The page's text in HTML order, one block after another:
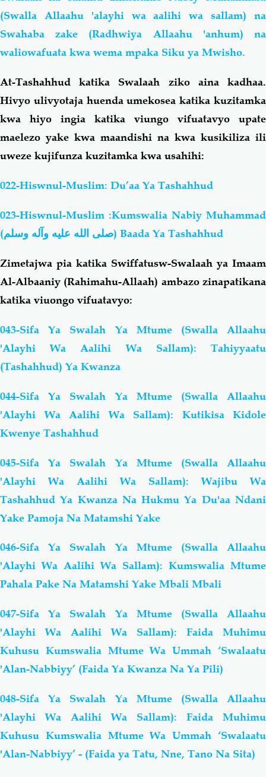
(Swalla Allaahu 'alayhi wa aalihi wa sallam) na
Swahaba zake (Radhwiya Allaahu 'anhum) na
waliowafuata kwa wema mpaka Siku ya Mwisho.
At-Tashahhud katika Swalaah ziko aina kadhaa.
Hivyo ulivyotaja huenda umekosea katika kuzitamka
kwa hiyo ingia katika viungo vifuatavyo upate
maelezo yake kwa maandishi na kwa kusikiliza ili
uweze kujifunza kuzitamka kwa usahihi:
022-Hiswnul-Muslim: Du’aa Ya Tashahhud
023-Hiswnul-Muslim :Kumswalia Nabiy Muhammad
(صلى الله عليه وآله وسلم) Baada Ya Tashahhud
Zimetajwa pia katika Swiffatusw-Swalaah ya Imaam
Al-Albaaniy (Rahimahu-Allaah) ambazo zinapatikana
katika viuongo vifuatavyo:
043-Sifa Ya Swalah Ya Mtume (Swalla Allaahu
'Alayhi Wa Aalihi Wa Sallam): Tahiyyaatu
(Tashahhud) Ya Kwanza
044-Sifa Ya Swalah Ya Mtume (Swalla Allaahu
'Alayhi Wa Aalihi Wa Sallam): Kutikisa Kidole
Kwenye Tashahhud
045-Sifa Ya Swalah Ya Mtume (Swalla Allaahu
'Alayhi Wa Aalihi Wa Sallam): Wajibu Wa
Tashahhud Ya Kwanza Na Hukmu Ya Du'aa Ndani
Yake Pamoja Na Matamshi Yake
046-Sifa Ya Swalah Ya Mtume (Swalla Allaahu
'Alayhi Wa Aalihi Wa Sallam): Kumswalia Mtume
Pahala Pake Na Matamshi Yake Mbali Mbali
047-Sifa Ya Swalah Ya Mtume (Swalla Allaahu
'Alayhi Wa Aalihi Wa Sallam): Faida Muhimu
Kuhusu Kumswalia Mtume Wa Ummah ‘Swalaatu
'Alan-Nabbiyy’ (Faida Ya Kwanza Na Ya Pili)
048-Sifa Ya Swalah Ya Mtume (Swalla Allaahu
'Alayhi Wa Aalihi Wa Sallam): Faida Muhimu
Kuhusu Kumswalia Mtume Wa Ummah ‘Swalaatu
'Alan-Nabbiyy’ - (Faida ya Tatu, Nne, Tano Na Sita)